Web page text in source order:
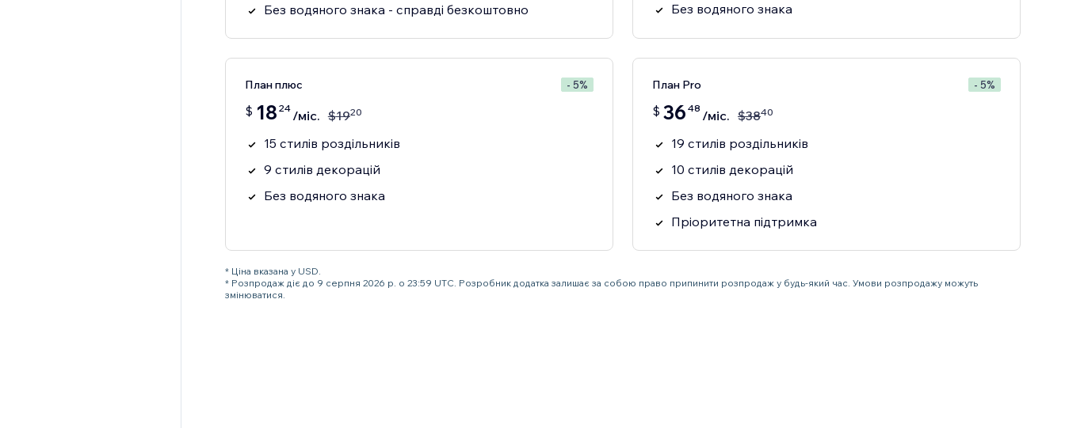
Без водяного знака - справді безкоштовно
Без водяного знака
План плюс - 5%
$ 18 24 /міс. $1920
15 стилів роздільників
9 стилів декорацій
Без водяного знака
План Pro - 5%
$ 36 48 /міс. $3840
19 стилів роздільників
10 стилів декорацій
Без водяного знака
Пріоритетна підтримка
* Ціна вказана у USD.
* Розпродаж діє до 9 серпня 2026 р. о 23:59 UTC. Розробник додатка залишає за собою право припинити розпродаж у будь-який час. Умови розпродажу можуть
змінюватися.